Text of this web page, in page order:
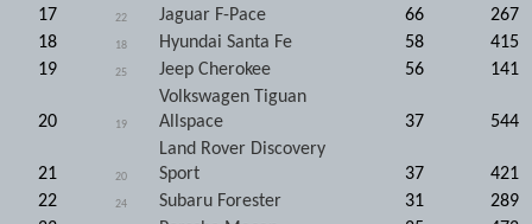
17
22 Jaguar F-Pace 66
267
18
18 Hyundai Santa Fe 58
415
19
25 Jeep Cherokee 56 141
20 19
Volkswagen Tiguan
Allspace
37 544
21 20
Land Rover Discovery
Sport
37
421
22
24 Subaru Forester 31
289